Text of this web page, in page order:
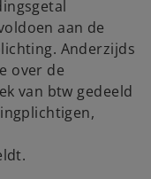
aan de
Anderzijds
over de
van btw gedeeld